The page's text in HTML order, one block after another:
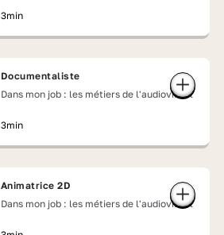
3min
Documentaliste
Dans mon job : les métiers de l'audiovisuel
3min
Animatrice 2D
Dans mon job : les métiers de l'audiovisuel